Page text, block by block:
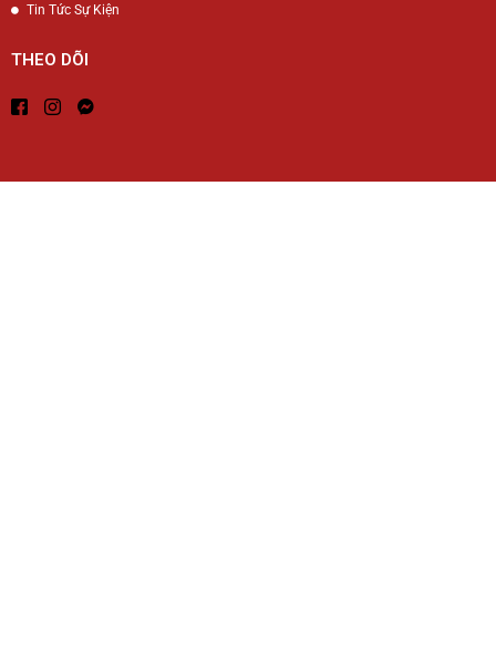
Tin Tức Sự Kiện
THEO DÕI